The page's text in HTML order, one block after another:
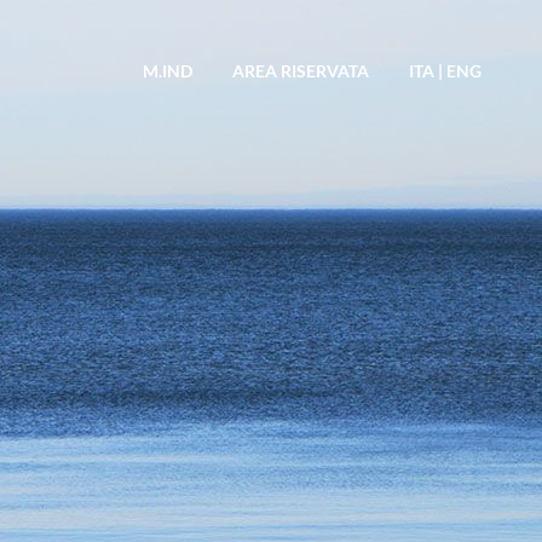
M.IND AREA RISERVATA ITA | ENG